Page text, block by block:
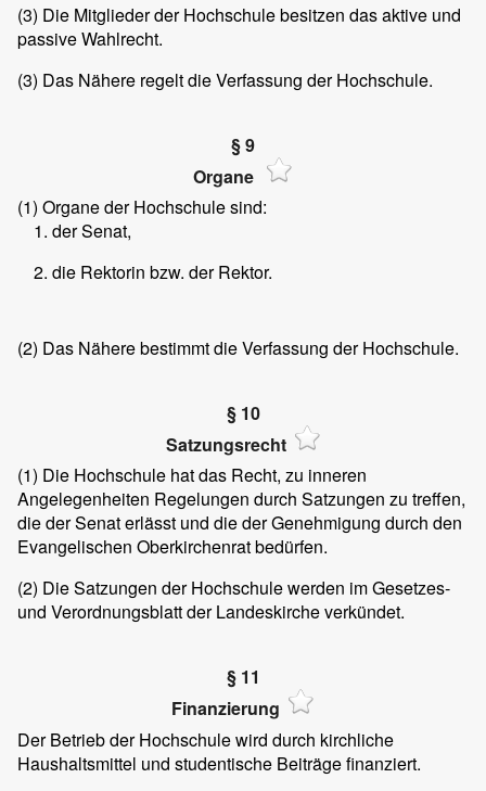
(3) Die Mitglieder der Hochschule besitzen das aktive und
passive Wahlrecht.
(3) Das Nähere regelt die Verfassung der Hochschule.
§ 9
Organe
(1) Organe der Hochschule sind:
der Senat,
die Rektorin bzw. der Rektor.
(2) Das Nähere bestimmt die Verfassung der Hochschule.
§ 10
Satzungsrecht
(1) Die Hochschule hat das Recht, zu inneren
Angelegenheiten Regelungen durch Satzungen zu treffen,
die der Senat erlässt und die der Genehmigung durch den
Evangelischen Oberkirchenrat bedürfen.
(2) Die Satzungen der Hochschule werden im Gesetzes-
und Verordnungsblatt der Landeskirche verkündet.
§ 11
Finanzierung
Der Betrieb der Hochschule wird durch kirchliche
Haushaltsmittel und studentische Beiträge finanziert.